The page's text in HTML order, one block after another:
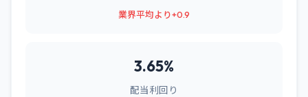
業界平均より+0.9
3.65%
配当利回り